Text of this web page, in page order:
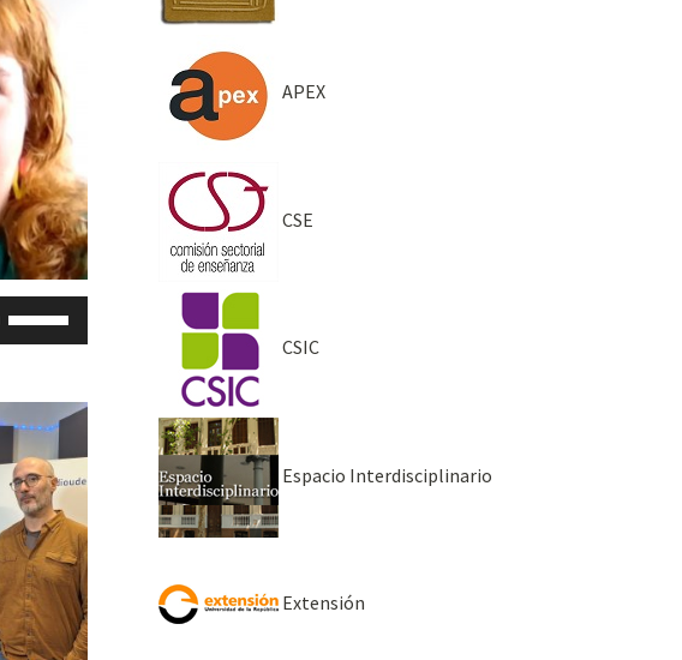
arriba/abajo
para
aumentar
disminuir
el
volumen.
flecha
arriba/abajo
para
aumentar
o
disminuir
el
volumen.
APEX
CSE
CSIC
Espacio Interdisciplinario
Extensión